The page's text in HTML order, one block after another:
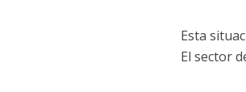
Esta
El sector